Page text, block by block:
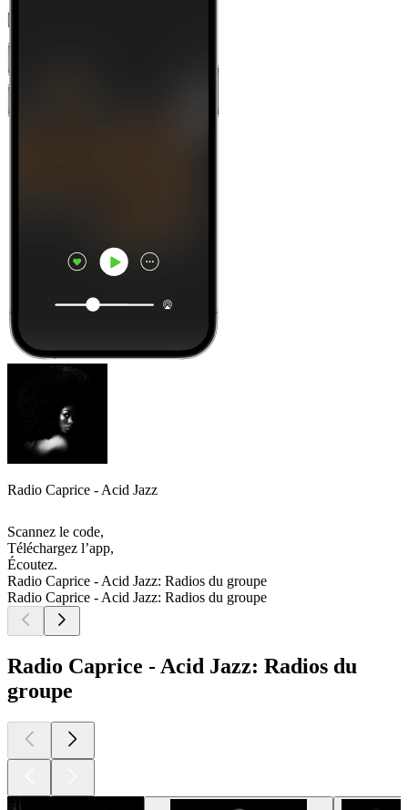
Radio Caprice - Acid Jazz
Scannez le code,
Téléchargez l’app,
Écoutez.
Radio Caprice - Acid Jazz: Radios du groupe
Radio Caprice - Acid Jazz: Radios du groupe
Radio Caprice - Acid Jazz: Radios du
groupe